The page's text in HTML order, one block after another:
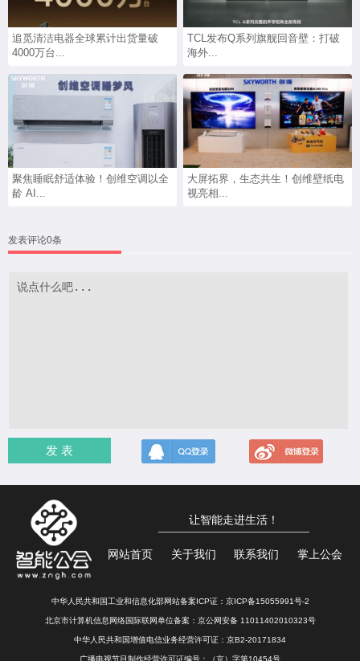
追觅清洁电器全球累计出货量破
4000万台...
TCL发布Q系列旗舰回音壁：打破
海外...
聚焦睡眠舒适体验！创维空调以全
龄 AI...
大屏拓界，生态共生！创维壁纸电
视亮相...
发表评论0条
发 表
让智能走进生活！
网站首页 关于我们 联系我们 掌上公会
中华人民共和国工业和信息化部网站备案ICP证： 京ICP备15055991号-2
北京市计算机信息网络国际联网单位备案： 京公网安备 11011402010323号
中华人民共和国增值电信业务经营许可证：京B2-20171834
广播电视节目制作经营许可证编号：（京）字第10454号